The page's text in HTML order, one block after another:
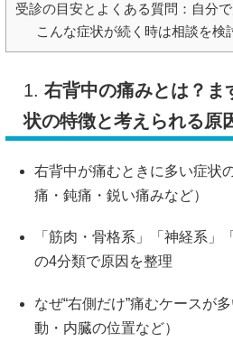
受診の目安とよくある質問：自分
こんな症状が続く時は相談を検
1. 右背中の痛みとは？ま
状の特徴と考えられる原
右背中が痛むときに多い症状
痛・鈍痛・鋭い痛みなど）
「筋肉・骨格系」「神経系」
の4分類で原因を整理
なぜ“右側だけ”痛むケースが
動・内臓の位置など）